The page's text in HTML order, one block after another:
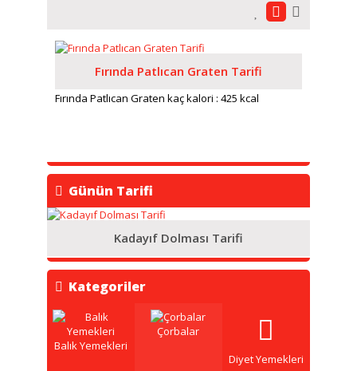
Fırında Patlıcan Graten Tarifi
Fırında Patlıcan Graten kaç kalori : 425 kcal
Günün Tarifi
Kadayıf Dolması Tarifi
Kategoriler
Balık Yemekleri
Çorbalar
Diyet Yemekleri